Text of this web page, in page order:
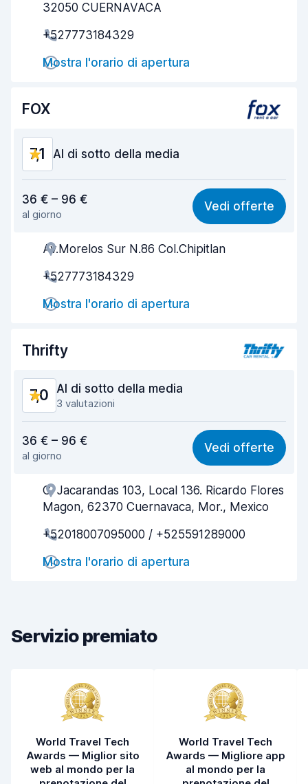
Condizioni dell'auto 6,7
32050 CUERNAVACA
+527773184329
Mostra l'orario di apertura
FOX
7,1 Al di sotto della media
5,5
Facile da trovare 8,2
Gentilezza degli agenti
Rapidità del ritiro
Rapidità della riconsegna
6,9
36 € – 96 €
al giorno
Vedi offerte
Av.Morelos Sur N.86 Col.Chipitlan
+527773184329
Mostra l'orario di apertura
Thrifty
7,0 Al di sotto della media
3 valutazioni
5,4
Facile da trovare 8,1
Gentilezza degli agenti 5,9
36 € – 96 €
al giorno
Vedi offerte
C. Jacarandas 103, Local 136. Ricardo Flores
Magon, 62370 Cuernavaca, Mor., Mexico
+52018007095000 / +525591289000
Mostra l'orario di apertura
Servizio premiato
World Travel Tech
Awards — Miglior sito
web al mondo per la
World Travel Tech
Awards — Migliore app
al mondo per la